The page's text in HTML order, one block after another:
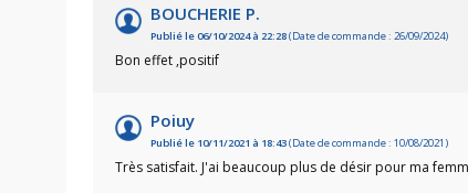
BOUCHERIE P.
Publié le 06/10/2024 à 22:28(Date de commande : 26/09/2024)
Bon effet ,positif
Poiuy
Publié le 10/11/2021 à 18:43(Date de commande : 10/08/2021)
Très satisfait. J'ai beaucoup plus de désir pour ma